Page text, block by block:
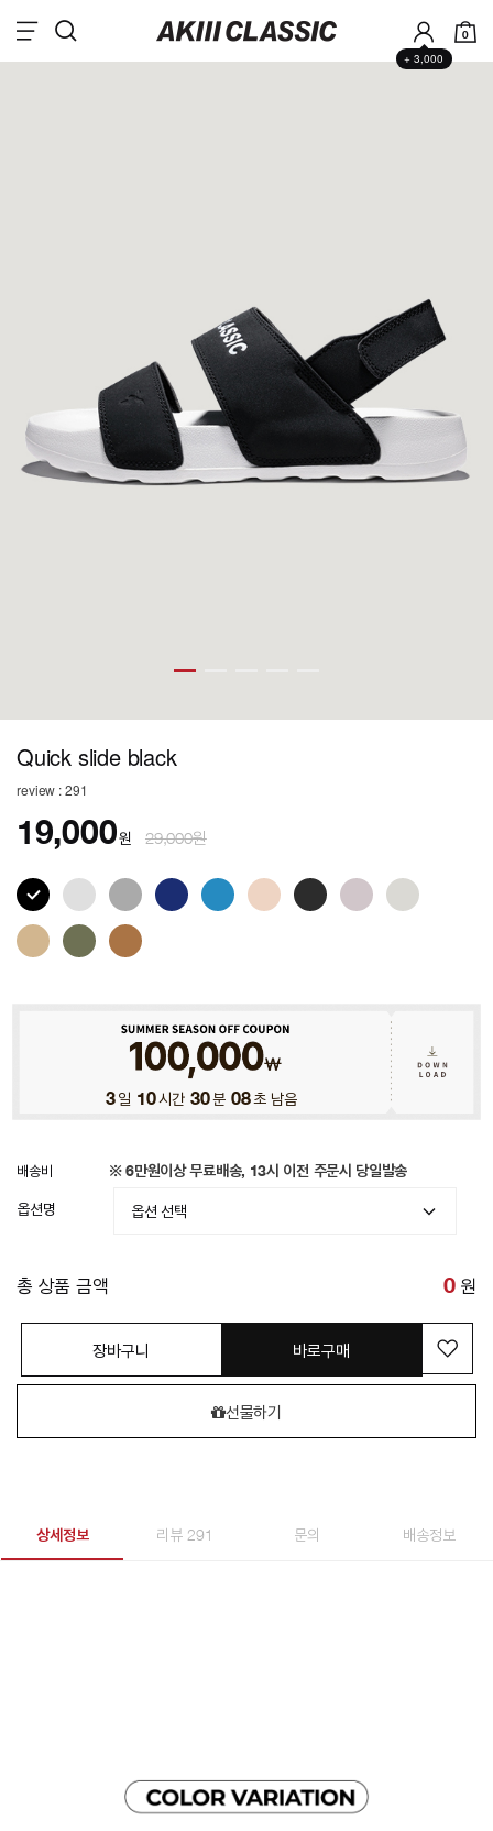
+ 3,000
0
Quick slide black
review : 291
19,000원 29,000원
3일 10시간 30분 07초 남음
배송비 ※ 6만원이상 무료배송, 13시 이전 주문시 당일발송
옵션명
총 상품 금액 0 원
장바구니 바로구매
선물하기
상세정보 리뷰 291 문의 배송정보